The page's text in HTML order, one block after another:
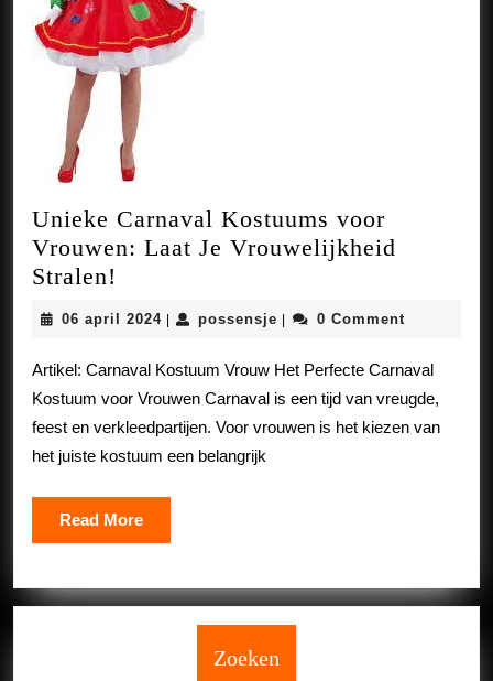
Unieke Carnaval Kostuums voor
Vrouwen: Laat Je Vrouwelijkheid
Stralen!
Kostuums
voor
Vrouwen:
Laat
Je
Stralen!
06 april 202406
| possensje possensje
| 0 Comment
Artikel: Carnaval Kostuum Vrouw Het Perfecte Carnaval
Kostuum voor Vrouwen Carnaval is een tijd van vreugde,
feest en verkleedpartijen. Voor vrouwen is het kiezen van
het juiste kostuum een belangrijk
Read MoreRead
More
Zoeken